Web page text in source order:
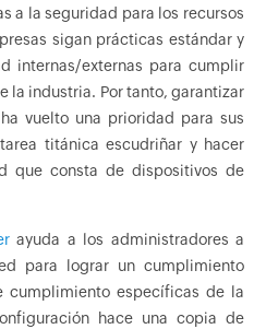
a la seguridad para los recursos
sigan prácticas estándar y
internas/externas para cumplir
la industria. Por tanto, garantizar
vuelto una prioridad para sus
titánica escudriñar y hacer
que consta de dispositivos de
ayuda a los administradores a
para lograr un cumplimiento
cumplimiento específicas de la
hace una copia de